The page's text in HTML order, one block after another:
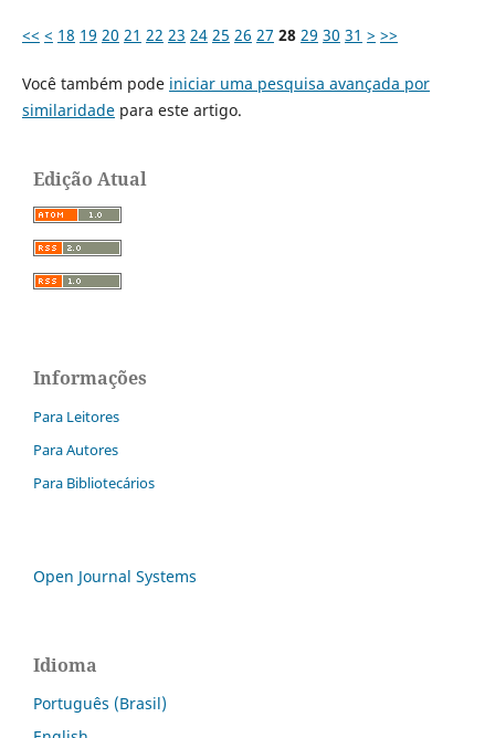
<< < 18 19 20 21 22 23 24 25 26 27 28 29 30 31 > >>
Você também pode iniciar uma pesquisa avançada por
similaridadepara este artigo.
Edição Atual
Informações
Para Leitores
Para Autores
Para Bibliotecários
Open Journal Systems
Idioma
Português (Brasil)